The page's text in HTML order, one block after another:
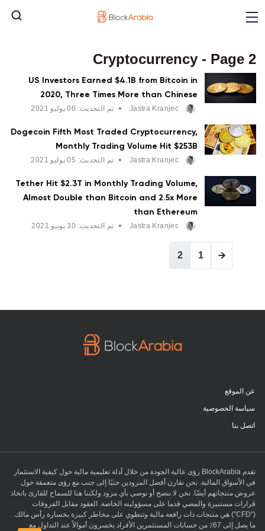
Cryptocurrency - Page 2
US Investors Earned $4.1B from Bitcoin in
2020, Three Times More than Chinese
Jastra Kranjec
• تم التحديث: 06 يوليو 2021
Dogecoin Fifth Most Traded Cryptocurrency,
Monthly Trading Volume Hit $253B
Jastra Kranjec
• تم التحديث: 05 يوليو 2021
Tether Hit $2.3T in Monthly Trading Volume,
Almost Double than Bitcoin and 2.5x More
than Ethereum
Jastra Kranjec
• تم التحديث: 30 يونيو 2021
Posts navigation
1
2
عن الموقع
سياسة الخصوصية
اتصل بنا
تقدم BlockArabia رؤى عالية الجودة من خلال أدلة تعليمية مالية حول كيفية الاستثمار
في الأسواق المالية. نحن نقارن أفضل المزودين جنبًا إلى جنب مع رؤى متعمقة حول
عروض منتجاتهم أيضًا. نحن لا ننصح أو نوصي بأي مزود ولكننا هنا للسماح للقارئ باتخاذ
قرارات مستنيرة والمضي قدما على مسؤوليته الخاصة. العقود مقابل الفروقات
(“CFD”) هي منتجات ذات رافعة مالية وتنطوي على مخاطر كبيرة بخسارة رأس مالك.
ما يصل إلى 67٪ من حسابات المستثمرين الأفراد يخسرون أموالاً عند التداول مع